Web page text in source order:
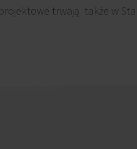
trwają także w